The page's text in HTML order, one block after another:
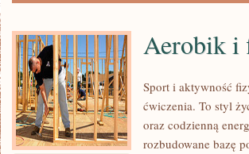
Aerobik i
Sport i aktywność
ćwiczenia. To styl
oraz codzienną
rozbudowane bazę